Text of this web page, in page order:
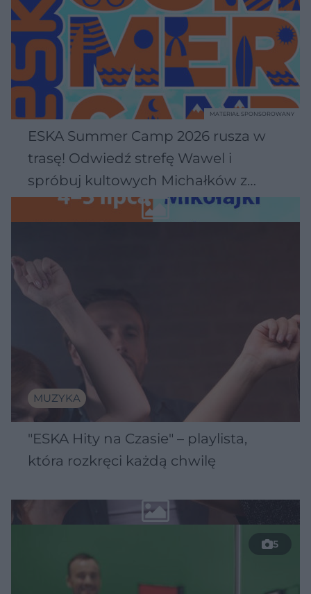
ESKA Summer Camp 2026 rusza w
trasę! Odwiedź strefę Wawel i
spróbuj kultowych Michałków z
Wawelu
MATERIAŁ SPONSOROWANY
MUZYKA
"ESKA Hity na Czasie" – playlista,
która rozkręci każdą chwilę
5